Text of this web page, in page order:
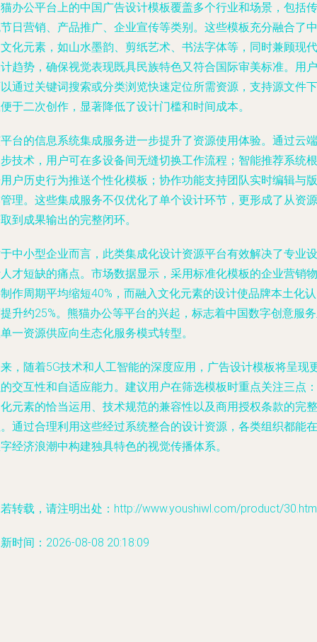
办公平台上的中国广告设计模板覆盖多个行业和场景，包括传
日营销、产品推广、企业宣传等类别。这些模板充分融合了中
化元素，如山水墨韵、剪纸艺术、书法字体等，同时兼顾现代
趋势，确保视觉表现既具民族特色又符合国际审美标准。用户
通过关键词搜索或分类浏览快速定位所需资源，支持源文件下
于二次创作，显著降低了设计门槛和时间成本。
台的信息系统集成服务进一步提升了资源使用体验。通过云端
技术，用户可在多设备间无缝切换工作流程；智能推荐系统根
户历史行为推送个性化模板；协作功能支持团队实时编辑与版
理。这些集成服务不仅优化了单个设计环节，更形成了从资源
到成果输出的完整闭环。
中小型企业而言，此类集成化设计资源平台有效解决了专业设
才短缺的痛点。市场数据显示，采用标准化模板的企业营销物
作周期平均缩短40%，而融入文化元素的设计使品牌本土化
升约25%。熊猫办公等平台的兴起，标志着中国数字创意服
一资源供应向生态化服务模式转型。
，随着5G技术和人工智能的深度应用，广告设计模板将呈现
交互性和自适应能力。建议用户在筛选模板时重点关注三点：
元素的恰当运用、技术规范的兼容性以及商用授权条款的完整
通过合理利用这些经过系统整合的设计资源，各类组织都能在
经济浪潮中构建独具特色的视觉传播体系。
转载，请注明出处：http://www.youshiwl.com/product/
时间：2026-08-08 20:18:09